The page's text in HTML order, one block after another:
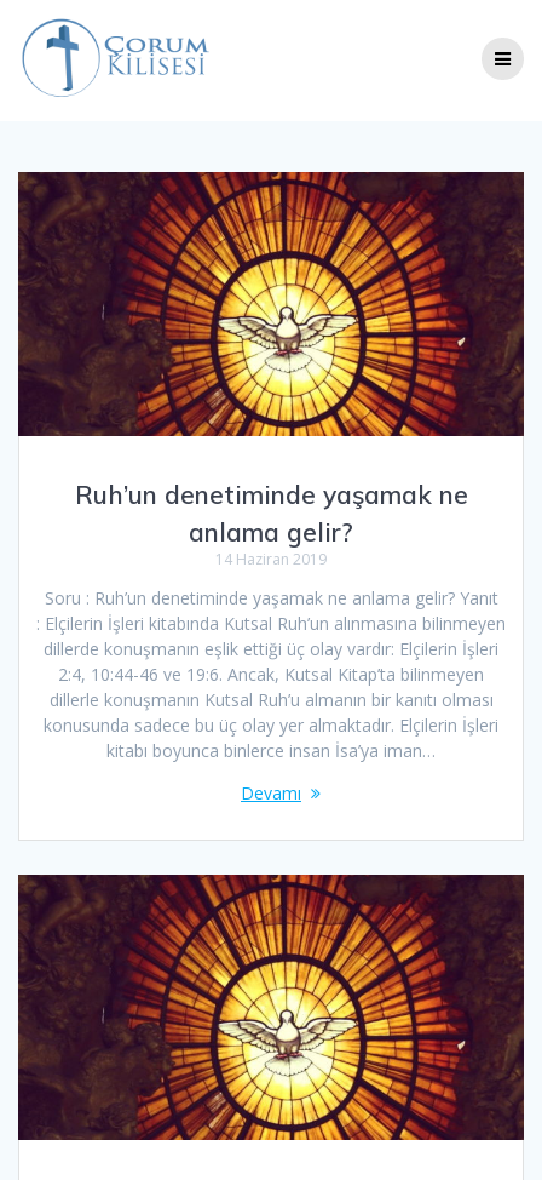
Ruh’un denetiminde yaşamak ne
anlama gelir?
14 Haziran 2019
Soru : Ruh’un denetiminde yaşamak ne anlama gelir? Yanıt
: Elçilerin İşleri kitabında Kutsal Ruh’un alınmasına bilinmeyen
dillerde konuşmanın eşlik ettiği üç olay vardır: Elçilerin İşleri
2:4, 10:44-46 ve 19:6. Ancak, Kutsal Kitap’ta bilinmeyen
dillerle konuşmanın Kutsal Ruh’u almanın bir kanıtı olması
konusunda sadece bu üç olay yer almaktadır. Elçilerin İşleri
kitabı boyunca binlerce insan İsa’ya iman…
Devamı